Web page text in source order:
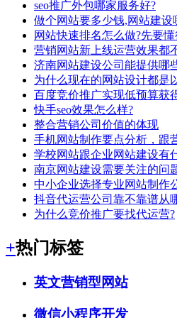
seo推广外包哪家服务好?
做个网站要多少钱,网站建
网站快速排名怎么做?先要
营销网站新上线运营效果都
济南网站建设公司能提供哪
为什么现在的网站设计都是
百度竞价推广实现低预算获
快手seo效果怎么样?
整合营销公司价值的体现
手机网站制作要点分析，跟
学校网站跟企业网站建设有
南京网站建设需要关注的问
中小企业选择专业网站制作
抖音代运营公司靠不靠谱从
为什么竞价推广要找代运营?
+热门标签
英文营销型网站
微信小程序开发